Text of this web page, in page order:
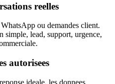
reelles
ou demandes client.
simple, lead, support, urgence,
autorisees
ideale, les donnees